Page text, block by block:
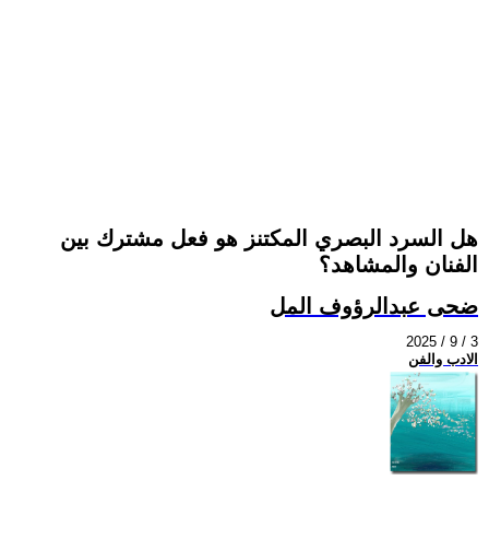
هل السرد البصري المكتنز هو فعل مشترك بين
الفنان والمشاهد؟
ضحى عبدالرؤوف المل
2025 / 9 / 3
الادب والفن